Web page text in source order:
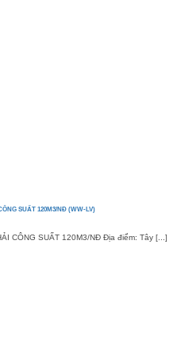
SUẤT 120M3/NĐ (WW-LV)
CÔNG SUẤT 120M3/NĐ Địa điểm: Tây [...]